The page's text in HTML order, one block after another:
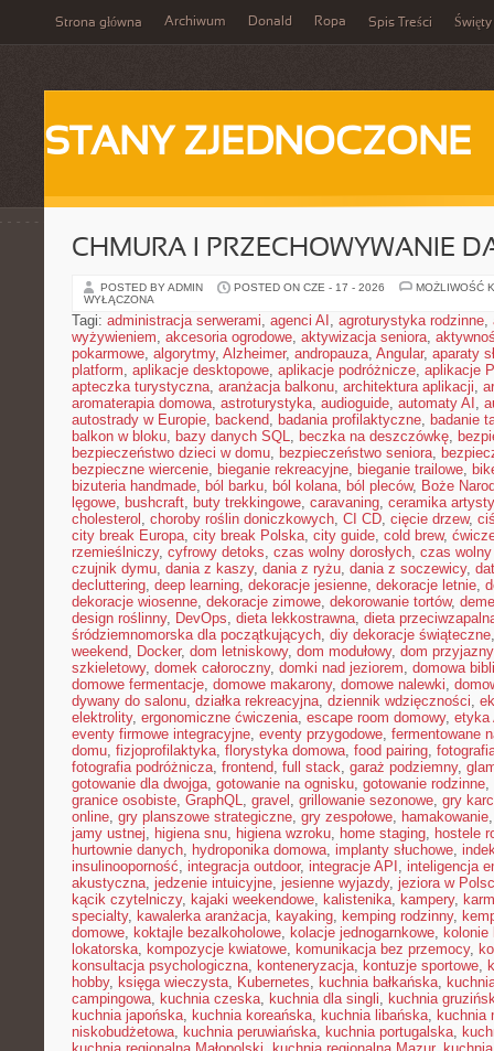
Strona główna Archiwum Donald Ropa Spis Treści Święty
STANY ZJEDNOCZONE
CHMURA I PRZECHOWYWANIE
POSTED BY ADMIN POSTED ON CZE - 17 - 2026
MOŻLIWOŚĆ
WYŁĄCZONA
Tagi: administracja serwerami, agenci AI , agroturystyka rodzinne,
wyżywieniem, akcesoria ogrodowe, aktywizacja seniora,
pokarmowe, algorytmy, Alzheimer, andropauza, Angular, aparaty
platform, aplikacje desktopowe, aplikacje podróżnicze, aplikacje
apteczka turystyczna, aranżacja balkonu, architektura aplikacji,
aromaterapia domowa, astroturystyka, audioguide, automaty AI ,
autostrady w Europie, backend, badania profilaktyczne, badanie
balkon w bloku, bazy danych SQL, beczka na deszczówkę,
bezpieczeństwo dzieci w domu, bezpieczeństwo seniora,
bezpieczne wiercenie, bieganie rekreacyjne, bieganie trailowe,
bizuteria handmade, ból barku, ból kolana, ból pleców, Boże
lęgowe, bushcraft, buty trekkingowe, caravaning, ceramika
cholesterol , choroby roślin doniczkowych, CI CD, cięcie drzew,
city break Europa, city break Polska, city guide, cold brew,
rzemieślniczy, cyfrowy detoks, czas wolny dorosłych, czas
czujnik dymu, dania z kaszy, dania z ryżu, dania z soczewicy,
decluttering, deep learning, dekoracje jesienne, dekoracje letnie,
dekoracje wiosenne, dekoracje zimowe, dekorowanie tortów,
design roślinny, DevOps, dieta lekkostrawna, dieta
śródziemnomorska dla początkujących, diy dekoracje świąteczne
weekend, Docker, dom letniskowy, dom modułowy, dom
szkieletowy, domek całoroczny, domki nad jeziorem, domowa
domowe fermentacje, domowe makarony, domowe nalewki,
dywany do salonu, działka rekreacyjna, dziennik wdzięczności,
elektrolity, ergonomiczne ćwiczenia, escape room domowy, etyka
eventy firmowe integracyjne, eventy przygodowe, fermentowane
domu, fizjoprofilaktyka, florystyka domowa, food pairing,
fotografia podróżnicza, frontend, full stack, garaż podziemny,
gotowanie dla dwojga, gotowanie na ognisku, gotowanie rodzinne,
granice osobiste, GraphQL, gravel , grillowanie sezonowe, gry
online, gry planszowe strategiczne, gry zespołowe, hamakowanie
jamy ustnej, higiena snu, higiena wzroku, home staging, hostele
hurtownie danych, hydroponika domowa, implanty słuchowe,
insulinooporność, integracja outdoor, integracje API , inteligencja
akustyczna, jedzenie intuicyjne, jesienne wyjazdy, jeziora w
kącik czytelniczy, kajaki weekendowe, kalistenika, kampery,
specialty, kawalerka aranżacja, kayaking, kemping rodzinny,
domowe, koktajle bezalkoholowe, kolacje jednogarnkowe, kolonie
lokatorska, kompozycje kwiatowe, komunikacja bez przemocy,
konsultacja psychologiczna, konteneryzacja, kontuzje sportowe,
hobby, księga wieczysta, Kubernetes, kuchnia bałkańska,
campingowa, kuchnia czeska, kuchnia dla singli, kuchnia
kuchnia japońska, kuchnia koreańska, kuchnia libańska, kuchnia
niskobudżetowa, kuchnia peruwiańska, kuchnia portugalska,